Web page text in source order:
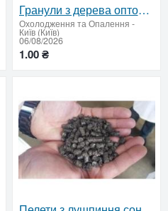
Гранули з дерева оптом — доставка по Україні
Охолодження та Опалення -
Київ (Київ)
06/08/2026
1.00 ₴